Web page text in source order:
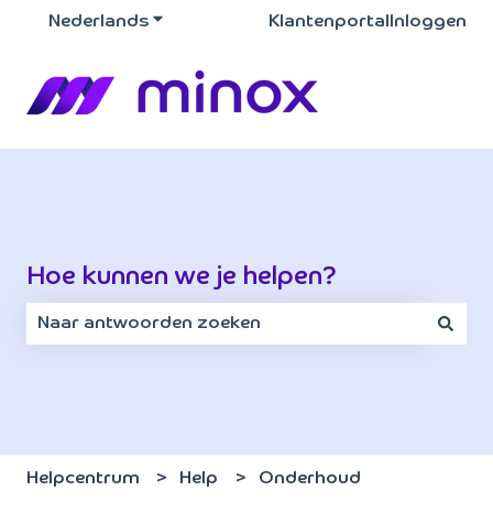
Nederlands Submenu tonen voor vertalingen
Klantenportal Inloggen
Hoe kunnen we je helpen?
Helpcentrum Help Onderhoud